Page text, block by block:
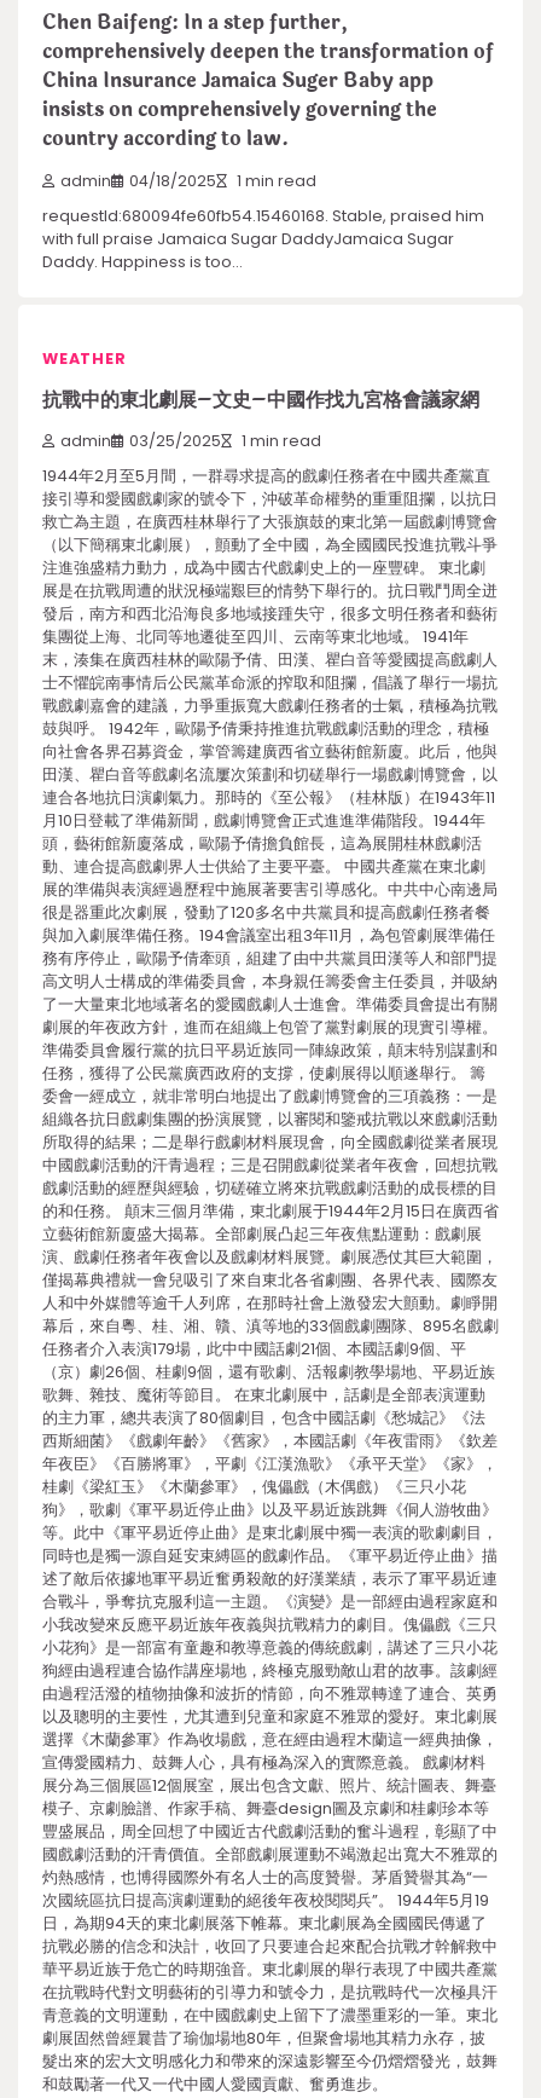
Chen Baifeng: In a step further,
comprehensively deepen the transformation of
China Insurance Jamaica Suger Baby app
insists on comprehensively governing the
country according to law.
admin 04/18/2025 1 min read
requestId:680094fe60fb54.15460168. Stable, praised him
with full praise Jamaica Sugar DaddyJamaica Sugar
Daddy. Happiness is too…
WEATHER
抗戰中的東北劇展–文史–中國作找九宮格會議家網
admin 03/25/2025 1 min read
1944年2月至5月間，一群尋求提高的戲劇任務者在中國共產黨直
接引導和愛國戲劇家的號令下，沖破革命權勢的重重阻攔，以抗日
救亡為主題，在廣西桂林舉行了大張旗鼓的東北第一屆戲劇博覽會
（以下簡稱東北劇展），顫動了全中國，為全國國民投進抗戰斗爭
注進強盛精力動力，成為中國古代戲劇史上的一座豐碑。 東北劇
展是在抗戰周遭的狀況極端艱巨的情勢下舉行的。抗日戰鬥周全迸
發后，南方和西北沿海良多地域接踵失守，很多文明任務者和藝術
集團從上海、北同等地遷徙至四川、云南等東北地域。 1941年
末，湊集在廣西桂林的歐陽予倩、田漢、瞿白音等愛國提高戲劇人
士不懼皖南事情后公民黨革命派的搾取和阻攔，倡議了舉行一場抗
戰戲劇嘉會的建議，力爭重振寬大戲劇任務者的士氣，積極為抗戰
鼓與呼。 1942年，歐陽予倩秉持推進抗戰戲劇活動的理念，積極
向社會各界召募資金，掌管籌建廣西省立藝術館新廈。此后，他與
田漢、瞿白音等戲劇名流屢次策劃和切磋舉行一場戲劇博覽會，以
連合各地抗日演劇氣力。那時的《至公報》（桂林版）在1943年11
月10日登載了準備新聞，戲劇博覽會正式進進準備階段。1944年
頭，藝術館新廈落成，歐陽予倩擔負館長，這為展開桂林戲劇活
動、連合提高戲劇界人士供給了主要平臺。 中國共產黨在東北劇
展的準備與表演經過歷程中施展著要害引導感化。中共中心南邊局
很是器重此次劇展，發動了120多名中共黨員和提高戲劇任務者餐
與加入劇展準備任務。194會議室出租3年11月，為包管劇展準備任
務有序停止，歐陽予倩牽頭，組建了由中共黨員田漢等人和部門提
高文明人士構成的準備委員會，本身親任籌委會主任委員，并吸納
了一大量東北地域著名的愛國戲劇人士進會。準備委員會提出有關
劇展的年夜政方針，進而在組織上包管了黨對劇展的現實引導權。
準備委員會履行黨的抗日平易近族同一陣線政策，顛末特別謀劃和
任務，獲得了公民黨廣西政府的支撐，使劇展得以順遂舉行。 籌
委會一經成立，就非常明白地提出了戲劇博覽會的三項義務：一是
組織各抗日戲劇集團的扮演展覽，以審閱和鑒戒抗戰以來戲劇活動
所取得的結果；二是舉行戲劇材料展現會，向全國戲劇從業者展現
中國戲劇活動的汗青過程；三是召開戲劇從業者年夜會，回想抗戰
戲劇活動的經歷與經驗，切磋確立將來抗戰戲劇活動的成長標的目
的和任務。 顛末三個月準備，東北劇展于1944年2月15日在廣西省
立藝術館新廈盛大揭幕。全部劇展凸起三年夜焦點運動：戲劇展
演、戲劇任務者年夜會以及戲劇材料展覽。劇展憑仗其巨大範圍，
僅揭幕典禮就一會兒吸引了來自東北各省劇團、各界代表、國際友
人和中外媒體等逾千人列席，在那時社會上激發宏大顫動。劇睜開
幕后，來自粵、桂、湘、贛、滇等地的33個戲劇團隊、895名戲劇
任務者介入表演179場，此中中國話劇21個、本國話劇9個、平
（京）劇26個、桂劇9個，還有歌劇、活報劇教學場地、平易近族
歌舞、雜技、魔術等節目。 在東北劇展中，話劇是全部表演運動
的主力軍，總共表演了80個劇目，包含中國話劇《愁城記》《法
西斯細菌》《戲劇年齡》《舊家》，本國話劇《年夜雷雨》《欽差
年夜臣》《百勝將軍》，平劇《江漢漁歌》《承平天堂》《家》，
桂劇《梁紅玉》《木蘭參軍》，傀儡戲（木偶戲）《三只小花
狗》，歌劇《軍平易近停止曲》以及平易近族跳舞《侗人游牧曲》
等。此中《軍平易近停止曲》是東北劇展中獨一表演的歌劇劇目，
同時也是獨一源自延安束縛區的戲劇作品。《軍平易近停止曲》描
述了敵后依據地軍平易近奮勇殺敵的好漢業績，表示了軍平易近連
合戰斗，爭奪抗克服利這一主題。《演變》是一部經由過程家庭和
小我改變來反應平易近族年夜義與抗戰精力的劇目。傀儡戲《三只
小花狗》是一部富有童趣和教導意義的傳統戲劇，講述了三只小花
狗經由過程連合協作講座場地，終極克服勁敵山君的故事。該劇經
由過程活潑的植物抽像和波折的情節，向不雅眾轉達了連合、英勇
以及聰明的主要性，尤其遭到兒童和家庭不雅眾的愛好。東北劇展
選擇《木蘭參軍》作為收場戲，意在經由過程木蘭這一經典抽像，
宣傳愛國精力、鼓舞人心，具有極為深入的實際意義。 戲劇材料
展分為三個展區12個展室，展出包含文獻、照片、統計圖表、舞臺
模子、京劇臉譜、作家手稿、舞臺design圖及京劇和桂劇珍本等
豐盛展品，周全回想了中國近古代戲劇活動的奮斗過程，彰顯了中
國戲劇活動的汗青價值。全部戲劇展運動不竭激起出寬大不雅眾的
灼熱感情，也博得國際外有名人士的高度贊譽。茅盾贊譽其為“一
次國統區抗日提高演劇運動的絕後年夜校閱閱兵”。 1944年5月19
日，為期94天的東北劇展落下帷幕。東北劇展為全國國民傳遞了
抗戰必勝的信念和決計，收回了只要連合起來配合抗戰才幹解救中
華平易近族于危亡的時期強音。東北劇展的舉行表現了中國共產黨
在抗戰時代對文明藝術的引導力和號令力，是抗戰時代一次極具汗
青意義的文明運動，在中國戲劇史上留下了濃墨重彩的一筆。東北
劇展固然曾經曩昔了瑜伽場地80年，但聚會場地其精力永存，披
髮出來的宏大文明感化力和帶來的深遠影響至今仍熠熠發光，鼓舞
和鼓勵著一代又一代中國人愛國貢獻、奮勇進步。